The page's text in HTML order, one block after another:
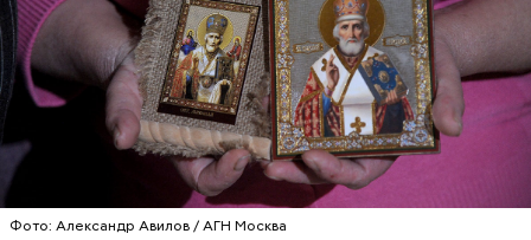
Фото: Александр Авилов / АГН Москва
язычников.
ПРАВОСЛАВИЕ
ПРАЗДНИКИ
ХРИСТИАНСТВО
РЕЛИГИЯ ЦЕРКОВЬ